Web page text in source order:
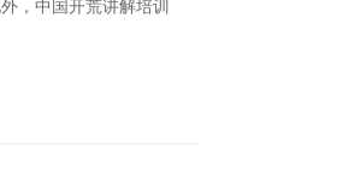
，中国开荒讲解培训